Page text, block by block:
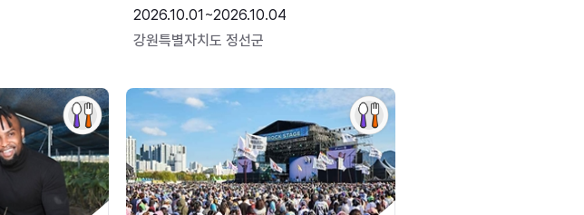
2026.10.01~2026.10.04
강원특별자치도 정선군